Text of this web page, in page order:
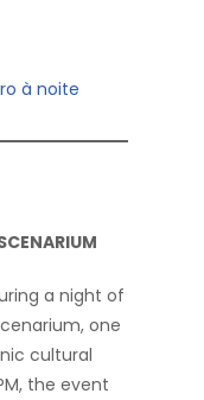
à noite
a night of
one
cultural
the event